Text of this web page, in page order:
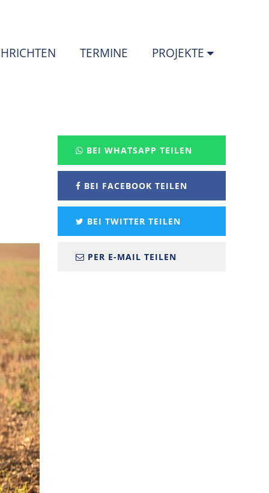
TERMINE PROJEKTE
BEI WHATSAPP TEILEN
BEI FACEBOOK TEILEN
BEI TWITTER TEILEN
PER E-MAIL TEILEN